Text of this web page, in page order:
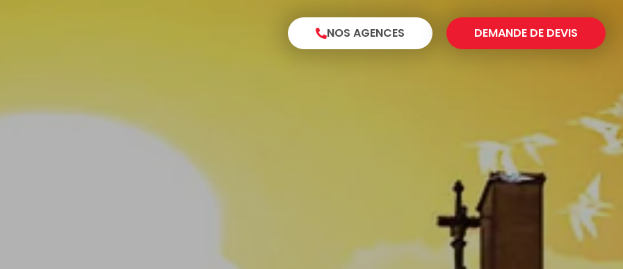
NOS AGENCES DEMANDE DE DEVIS